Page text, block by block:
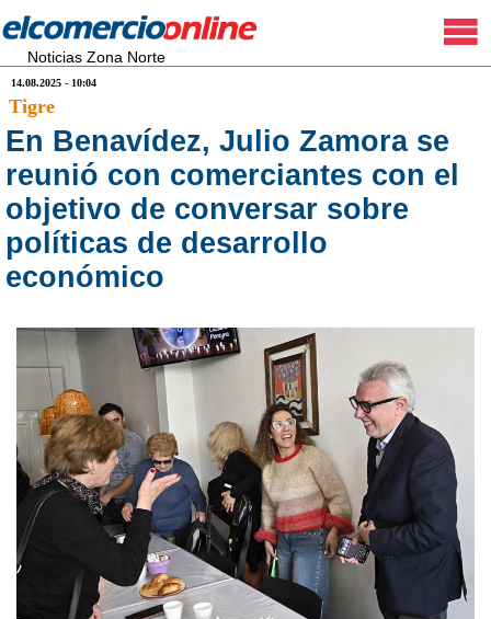
Noticias Zona Norte
14.08.2025 - 10:04
Tigre
En Benavídez, Julio Zamora se
reunió con comerciantes con el
objetivo de conversar sobre
políticas de desarrollo
económico